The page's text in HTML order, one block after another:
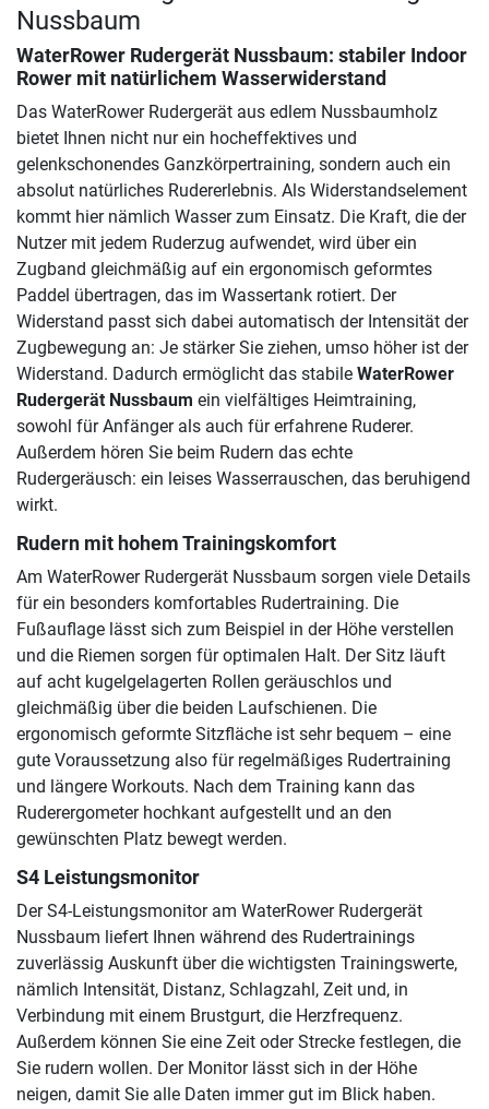
Nussbaum
WaterRower Rudergerät Nussbaum: stabiler Indoor
Rower mit natürlichem Wasserwiderstand
Das WaterRower Rudergerät aus edlem Nussbaumholz
bietet Ihnen nicht nur ein hocheffektives und
gelenkschonendes Ganzkörpertraining, sondern auch ein
absolut natürliches Rudererlebnis. Als Widerstandselement
kommt hier nämlich Wasser zum Einsatz. Die Kraft, die der
Nutzer mit jedem Ruderzug aufwendet, wird über ein
Zugband gleichmäßig auf ein ergonomisch geformtes
Paddel übertragen, das im Wassertank rotiert. Der
Widerstand passt sich dabei automatisch der Intensität der
Zugbewegung an: Je stärker Sie ziehen, umso höher ist der
Widerstand. Dadurch ermöglicht das stabile WaterRower
Rudergerät Nussbaum ein vielfältiges Heimtraining,
sowohl für Anfänger als auch für erfahrene Ruderer.
Außerdem hören Sie beim Rudern das echte
Rudergeräusch: ein leises Wasserrauschen, das beruhigend
wirkt.
Rudern mit hohem Trainingskomfort
Am WaterRower Rudergerät Nussbaum sorgen viele Details
für ein besonders komfortables Rudertraining. Die
Fußauflage lässt sich zum Beispiel in der Höhe verstellen
und die Riemen sorgen für optimalen Halt. Der Sitz läuft
auf acht kugelgelagerten Rollen geräuschlos und
gleichmäßig über die beiden Laufschienen. Die
ergonomisch geformte Sitzfläche ist sehr bequem – eine
gute Voraussetzung also für regelmäßiges Rudertraining
und längere Workouts. Nach dem Training kann das
Ruderergometer hochkant aufgestellt und an den
gewünschten Platz bewegt werden.
S4 Leistungsmonitor
Der S4-Leistungsmonitor am WaterRower Rudergerät
Nussbaum liefert Ihnen während des Rudertrainings
zuverlässig Auskunft über die wichtigsten Trainingswerte,
nämlich Intensität, Distanz, Schlagzahl, Zeit und, in
Verbindung mit einem Brustgurt, die Herzfrequenz.
Außerdem können Sie eine Zeit oder Strecke festlegen, die
Sie rudern wollen. Der Monitor lässt sich in der Höhe
neigen, damit Sie alle Daten immer gut im Blick haben.